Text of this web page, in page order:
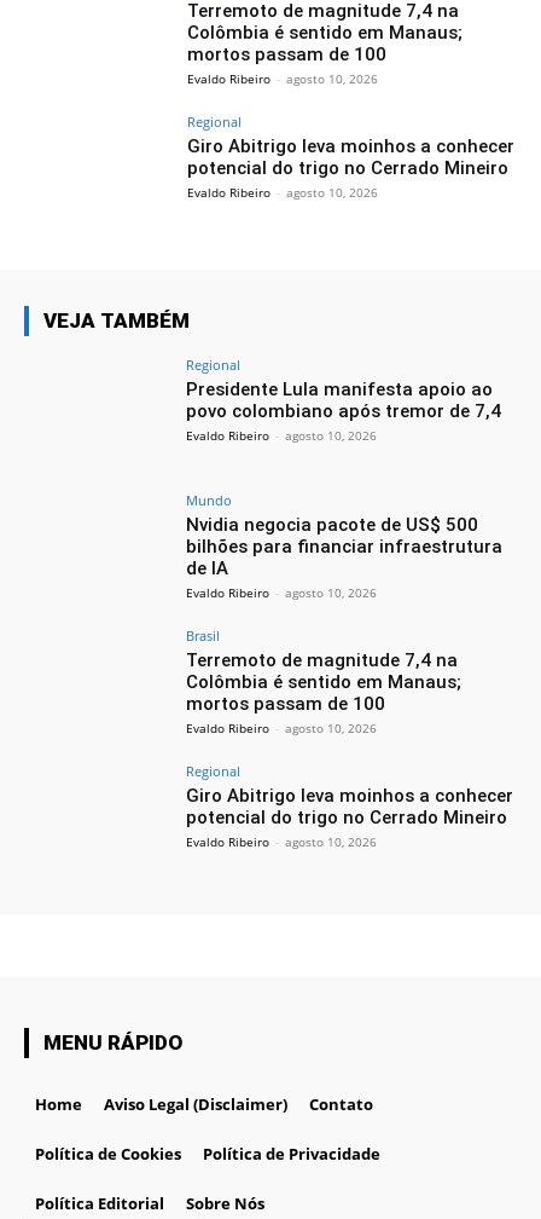
Terremoto de magnitude 7,4 na
Colômbia é sentido em Manaus;
mortos passam de 100
Evaldo Ribeiro - agosto 10, 2026
Regional
Giro Abitrigo leva moinhos a conhecer
potencial do trigo no Cerrado Mineiro
Evaldo Ribeiro - agosto 10, 2026
VEJA TAMBÉM
Regional
Presidente Lula manifesta apoio ao
povo colombiano após tremor de 7,4
Evaldo Ribeiro - agosto 10, 2026
Mundo
Nvidia negocia pacote de US$ 500
bilhões para financiar infraestrutura
de IA
Evaldo Ribeiro - agosto 10, 2026
Brasil
Terremoto de magnitude 7,4 na
Colômbia é sentido em Manaus;
mortos passam de 100
Evaldo Ribeiro - agosto 10, 2026
Regional
Giro Abitrigo leva moinhos a conhecer
potencial do trigo no Cerrado Mineiro
Evaldo Ribeiro - agosto 10, 2026
MENU RÁPIDO
Home Aviso Legal (Disclaimer) Contato
Política de Cookies Política de Privacidade
Política Editorial Sobre Nós